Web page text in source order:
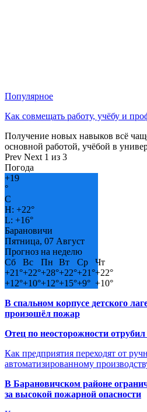
Популярное
Как совмещать работу, учёбу и
Получение новых навыков всё
основной работой, учёбой в
Prev Next 1 из 3
Погода
+19
°
C
H: +22°
L: +16°
Барановичи
Пятница, 07 Август
Прогноз на неделю
Сб
Вс Пн Вт Ср
Чт
+21°+22°+28°+22°+21°+22°
+12°+10°+12°+15°+9° +10°
В спальном корпусе детского
произошёл пожар
Отец по неосторожности
Как предприятия переходят от
автоматизированному
В Барановичском районе
за высокой пожарной опасности